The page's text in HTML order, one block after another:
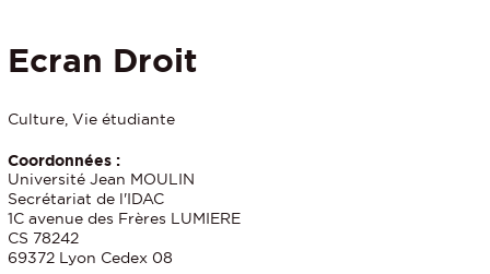
Ecran Droit
Culture, Vie étudiante
Coordonnées :
Université Jean MOULIN
Secrétariat de l'IDAC
1C avenue des Frères LUMIERE
CS 78242
69372 Lyon Cedex 08